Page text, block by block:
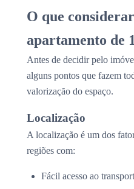
O que
apartamento de
Antes de decidir pelo
alguns pontos que fazem
valorização do espaço.
Localização
A localização é um dos
regiões com:
Fácil acesso ao